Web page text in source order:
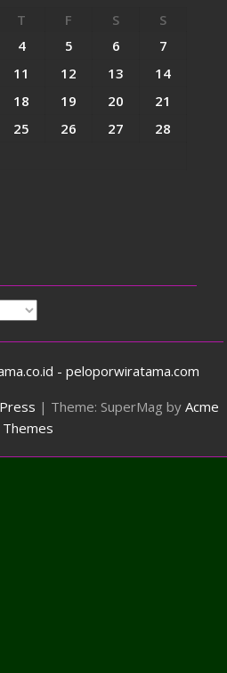
T F S
S
4 5 6
7
11 12 13
14
18 19 20
21
25 26 27
28
- peloporwiratama.com
| Theme: SuperMag by Acme
Themes